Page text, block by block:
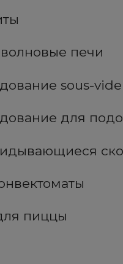
печи
sous-vide
для
пиццы